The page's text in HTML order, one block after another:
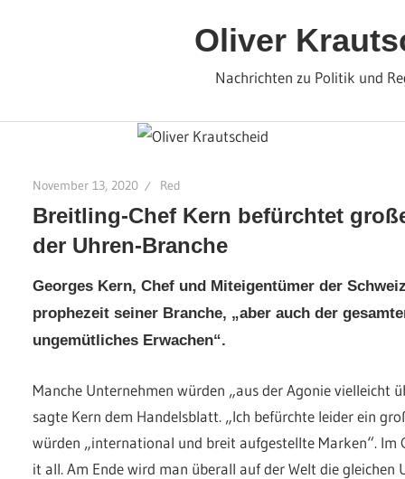
Oliver
Nachrichten zu Politik und
November 13, 2020 Red
Breitling-Chef Kern befürchtet
der Uhren-Branche
Georges Kern, Chef und Miteigentümer der
prophezeit seiner Branche, „aber auch der
ungemütliches Erwachen“.
Manche Unternehmen würden „aus der Agonie vielleicht
sagte Kern dem Handelsblatt. „Ich befürchte leider ein
würden „international und breit aufgestellte Marken“. Im
it all. Am Ende wird man überall auf der Welt die gleichen